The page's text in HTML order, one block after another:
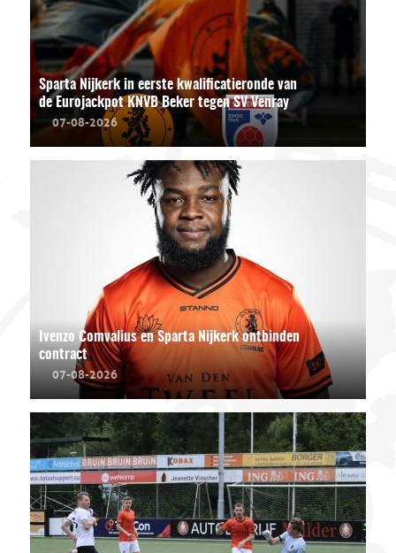
Sparta Nijkerk in eerste kwalificatieronde van
de Eurojackpot KNVB Beker tegen SV Venray
07-08-2026
Ivenzo Comvalius en Sparta Nijkerk ontbinden
contract
07-08-2026